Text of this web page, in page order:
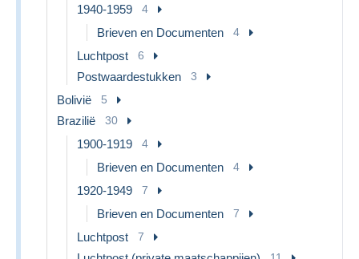
1940-1959 4
Brieven en Documenten 4
Luchtpost 6
Postwaardestukken 3
Bolivië 5
Brazilië 30
1900-1919 4
Brieven en Documenten 4
1920-1949 7
Brieven en Documenten 7
Luchtpost 7